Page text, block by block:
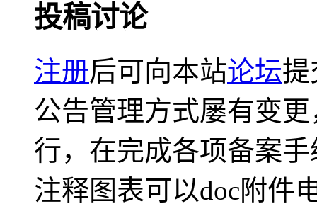
投稿讨论
注册后可向本站论坛提
公告管理方式屡有变
行，在完成各项备案
注释图表可以doc附件